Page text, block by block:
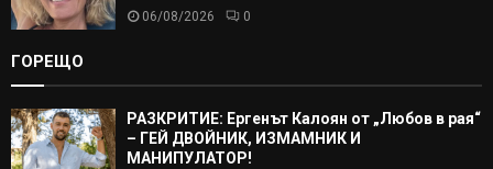
06/08/2026 0
ГОРЕЩО
РАЗКРИТИЕ: Ергенът Калоян от „Любов в рая“
– ГЕЙ ДВОЙНИК, ИЗМАМНИК И
МАНИПУЛАТОР!